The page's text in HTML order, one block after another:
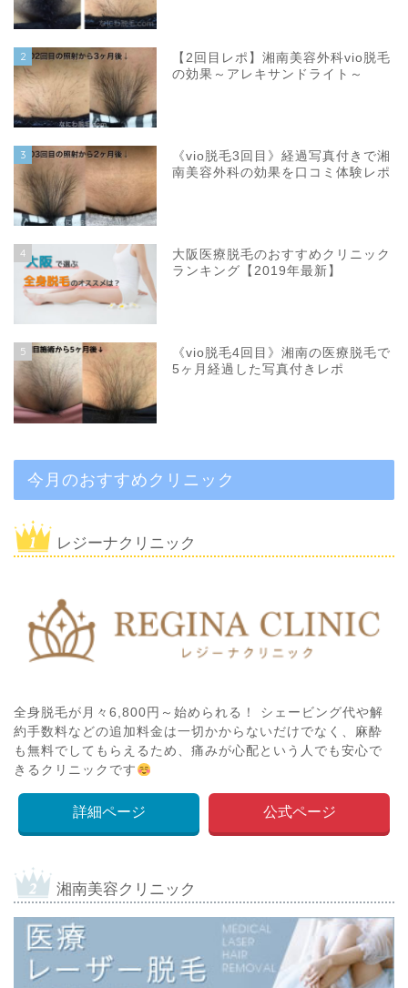
2
【2回目レポ】湘南美容外科vio脱毛
の効果～アレキサンドライト～
3
《vio脱毛3回目》経過写真付きで湘
南美容外科の効果を口コミ体験レポ
4
大阪医療脱毛のおすすめクリニック
ランキング【2019年最新】
5
《vio脱毛4回目》湘南の医療脱毛で
5ヶ月経過した写真付きレポ
今月のおすすめクリニック
レジーナクリニック
全身脱毛が月々6,800円～始められる！ シェービング代や解
約手数料などの追加料金は一切かからないだけでなく、麻酔
も無料でしてもらえるため、痛みが心配という人でも安心で
きるクリニックです
詳細ページ 公式ページ
湘南美容クリニック